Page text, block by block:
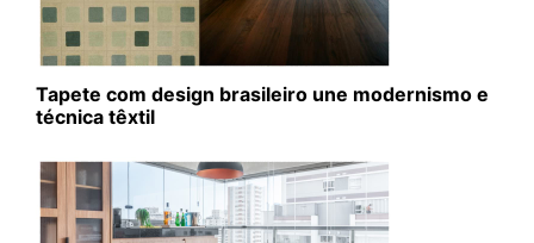
Tapete com design brasileiro une modernismo e
técnica têxtil